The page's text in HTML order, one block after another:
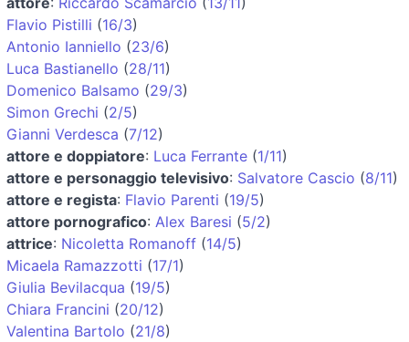
Flavio Pistilli (16/3)
Antonio Ianniello (23/6)
Luca Bastianello (28/11)
Domenico Balsamo (29/3)
Simon Grechi (2/5)
Gianni Verdesca (7/12)
attore e doppiatore: Luca Ferrante (1/11)
attore e personaggio televisivo: Salvatore Cascio (8/11)
attore e regista: Flavio Parenti (19/5)
attore pornografico: Alex Baresi (5/2)
attrice: Nicoletta Romanoff (14/5)
Micaela Ramazzotti (17/1)
Giulia Bevilacqua (19/5)
Chiara Francini (20/12)
Valentina Bartolo (21/8)